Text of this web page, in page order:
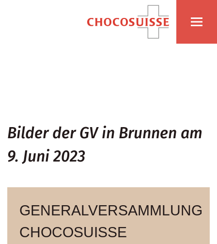
Bilder der GV in Brunnen am
9. Juni 2023
GENERALVERSAMMLUNG
CHOCOSUISSE